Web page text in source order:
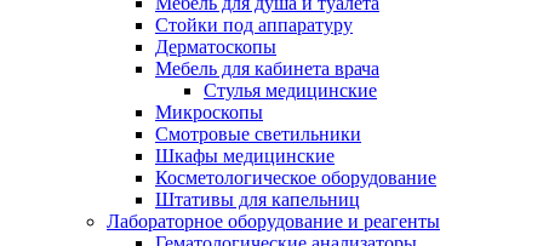
Стойки под аппаратуру
Дерматоскопы
Мебель для кабинета врача
Стулья медицинские
Микроскопы
Смотровые светильники
Шкафы медицинские
Косметологическое оборудование
Штативы для капельниц
Лабораторное оборудование и реагенты